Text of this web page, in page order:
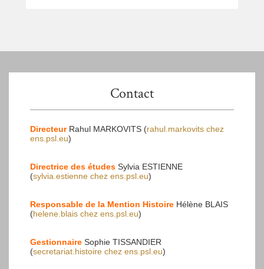
Contact
Directeur Rahul MARKOVITS (rahul.markovits chez
ens.psl.eu)
Directrice des études Sylvia ESTIENNE
(sylvia.estienne chez ens.psl.eu)
Responsable de la Mention Histoire Hélène BLAIS
(helene.blais chez ens.psl.eu)
Gestionnaire Sophie TISSANDIER
(secretariat.histoire chez ens.psl.eu)